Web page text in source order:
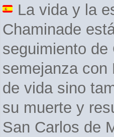
La vida y la
Chaminade
seguimiento
semejanza con
de vida sino
su muerte y
San Carlos de